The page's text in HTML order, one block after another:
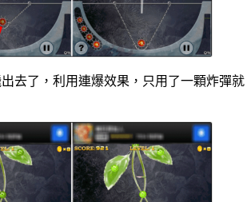
去了，利用連爆效果，只用了一顆炸彈就